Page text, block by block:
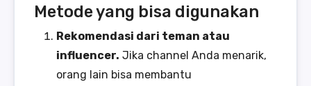
Metode yang bisa digunakan
Rekomendasi dari teman atau
influencer. Jika channel Anda menarik,
orang lain bisa membantu